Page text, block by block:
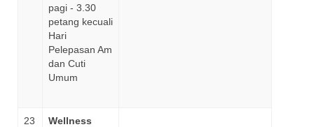
pagi - 3.30
petang kecuali
Hari
Pelepasan Am
dan Cuti
Umum
23
Wellness